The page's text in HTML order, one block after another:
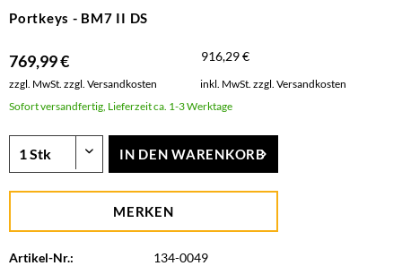
Portkeys - BM7 II DS
769,99 € 916,29 €
zzgl. MwSt. zzgl. Versandkosten inkl. MwSt. zzgl. Versandkosten
Sofort versandfertig, Lieferzeit ca. 1-3 Werktage
IN DEN WARENKORB
MERKEN
Artikel-Nr.: 134-0049